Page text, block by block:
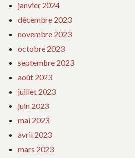
janvier 2024
décembre 2023
novembre 2023
octobre 2023
septembre 2023
août 2023
juillet 2023
juin 2023
mai 2023
avril 2023
mars 2023